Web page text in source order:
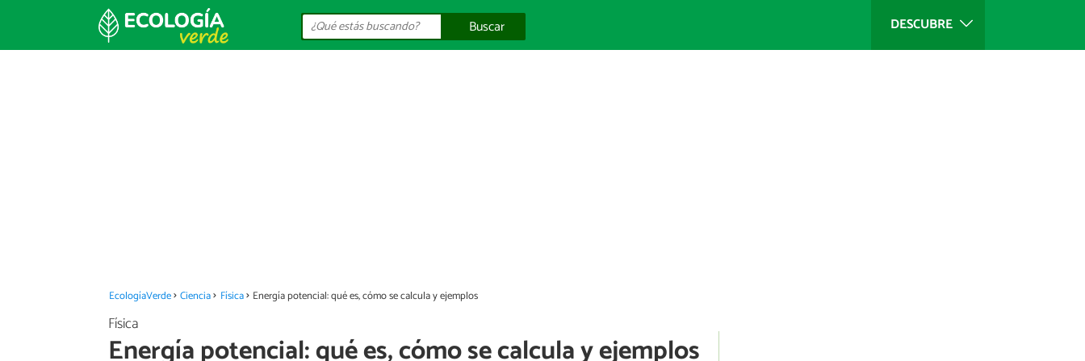
DESCUBRE
Buscar
EcologíaVerde Ciencia Física Energía potencial: qué es, cómo se calcula y ejemplos
Física
Energía potencial: qué es, cómo se calcula y ejemplos